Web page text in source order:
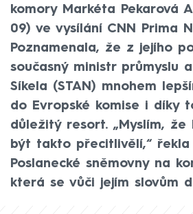
komory Markéta Pekarová
09) ve vysílání CNN Prima
Poznamenala, že z jejího
současný ministr průmyslu
Síkela (STAN) mnohem
do Evropské komise i díky
důležitý resort. „Myslím, že
být takto přecitlivělí,“ řekla
Poslanecké sněmovny na
která se vůči jejím slovům